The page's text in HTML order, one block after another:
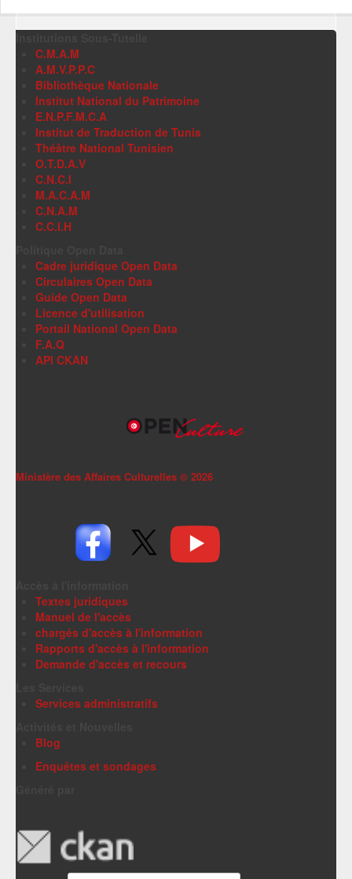
C.M.A.M
A.M.V.P.P.C
Bibliothèque Nationale
Institut National du Patrimoine
E.N.P.F.M.C.A
Institut de Traduction de Tunis
Théâtre National Tunisien
O.T.D.A.V
C.N.C.I
M.A.C.A.M
C.N.A.M
C.C.I.H
Cadre juridique Open Data
Circulaires Open Data
Guide Open Data
Licence d'utilisation
Portail National Open Data
F.A.Q
API CKAN
Ministère des Affaires Culturelles © 2026
Textes juridiques
Manuel de l'accès
chargés d'accès à l'information
Rapports d'accès à l'information
Demande d'accès et recours
Services administratifs
Blog
Enquêtes et sondages